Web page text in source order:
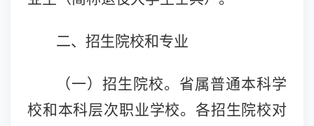
二、招生院校和专业
（一）招生院校。 省属普通本科学
校和本科层次职业学校。各招生院校对